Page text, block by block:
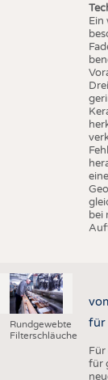
Ein
bei
Rundgewebte
Filterschläuche
für
für